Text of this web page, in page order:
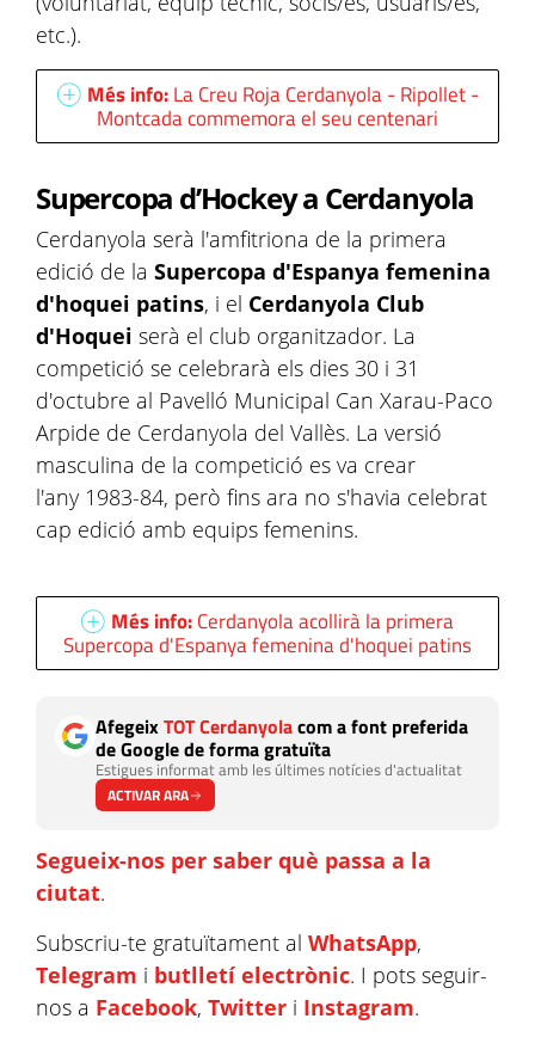
etc.).
Més info:La Creu Roja Cerdanyola - Ripollet -
Montcada commemora el seu centenari
Supercopa d’Hockey a Cerdanyola
Cerdanyola serà l'amfitriona de la primera
edició de la Supercopa d'Espanya femenina
d'hoquei patins, i el Cerdanyola Club
d'Hoquei serà el club organitzador. La
competició se celebrarà els dies 30 i 31
d'octubre al Pavelló Municipal Can Xarau-Paco
Arpide de Cerdanyola del Vallès. La versió
masculina de la competició es va crear
l'any 1983-84, però fins ara no s'havia celebrat
cap edició amb equips femenins.
Més info:Cerdanyola acollirà la primera
Supercopa d'Espanya femenina d'hoquei patins
AfegeixTOT Cerdanyolacom a font preferida
de Google de forma gratuïta
Estigues informat amb les últimes notícies d'actualitat
ACTIVAR ARA
Segueix-nos per saber què passa a la
ciutat.
Subscriu-te gratuïtament al WhatsApp,
Telegram i butlletí electrònic. I pots seguir-
nos a Facebook, Twitter i Instagram.